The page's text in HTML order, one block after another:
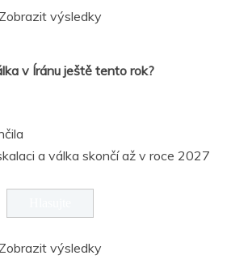
Zobrazit výsledky
v Íránu ještě tento rok?
a válka skončí až v roce 2027
Zobrazit výsledky